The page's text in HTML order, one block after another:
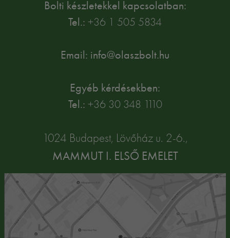
Bolti készletekkel kapcsolatban:
Tel.: +36 1 505 5834
Email: info@olaszbolt.hu
Egyéb kérdésekben:
Tel.: +36 30 348 1110
1024 Budapest, Lövőház u. 2-6.,
MAMMUT I. ELSŐ EMELET